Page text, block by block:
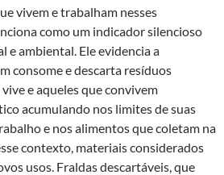
vivem e trabalham nesses
como um indicador silencioso
e ambiental. Ele evidencia a
consome e descarta resíduos
e aqueles que convivem
acumulando nos limites de suas
e nos alimentos que coletam na
contexto, materiais considerados
usos. Fraldas descartáveis, que